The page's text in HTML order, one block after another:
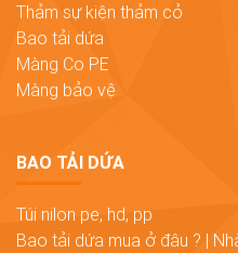
Thảm sự kiện thảm cỏ
Bao tải dứa
Màng Co PE
Màng bảo vệ
BAO TẢI DỨA
Túi nilon pe, hd, pp
Bao tải dứa mua ở đâu ? |